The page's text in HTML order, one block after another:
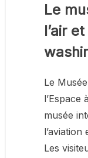
Le
l’air
Le
l’Espace
musée
l’aviation
Les